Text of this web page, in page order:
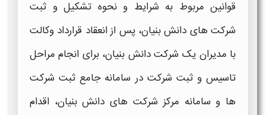
قوانین مربوط به شرایط و نحوه تشکیل و ثبت
شرکت های دانش بنیان،پس از انعقاد قرارداد وکالت
با مدیران یک شرکت دانش بنیان، برای انجام مراحل
تاسیس و ثبت شرکت در سامانه جامع ثبت شرکت
ها و سامانه مرکزشرکت های دانش بنیان، اقدام